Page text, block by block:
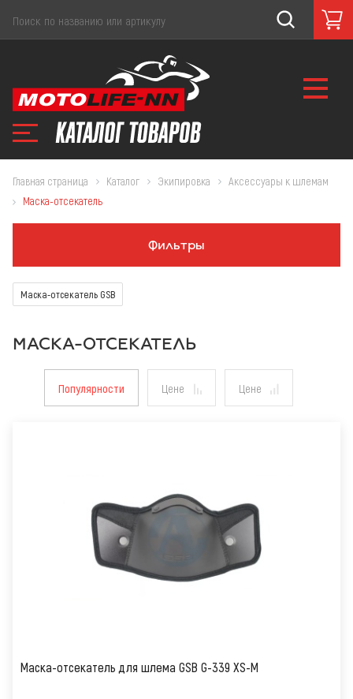
Главная страница Каталог Экипировка
Аксессуары к шлемам
Маска-отсекатель
Фильтры
Маска-отсекатель GSB
МАСКА-ОТСЕКАТЕЛЬ
Популярности Цене Цене
Маска-отсекатель для шлема GSB G-339 XS-M